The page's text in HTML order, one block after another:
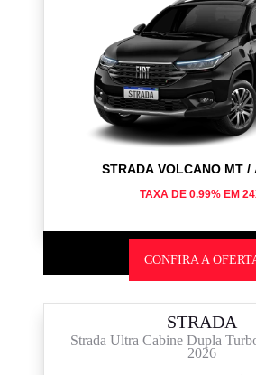
STRADA VOLCANO MT /
TAXA DE 0.99% EM
CONFIRA A
STRADA
Strada Ultra Cabine Dupla
2026